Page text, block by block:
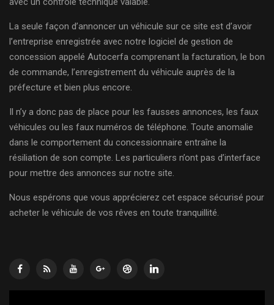
La seule façon d’annoncer un véhicule sur ce site est d’avoir
l’entreprise enregistrée avec notre logiciel de gestion de
concession appelé Autocerfa comprenant la facturation, le bon
de commande, l’enregistrement du véhicule auprès de la
préfecture et bien plus encore.
Il n’y a donc pas de place pour les fausses annonces, les faux
véhicules ou les faux numéros de téléphone. Toute anomalie
dans le comportement du concessionnaire entraîne la
résiliation de son compte. Les particuliers n’ont pas d’interface
pour mettre des annonces sur notre site.
Nous espérons que vous apprécierez cet espace sécurisé pour
acheter le véhicule de vos rêves en toute tranquillité.